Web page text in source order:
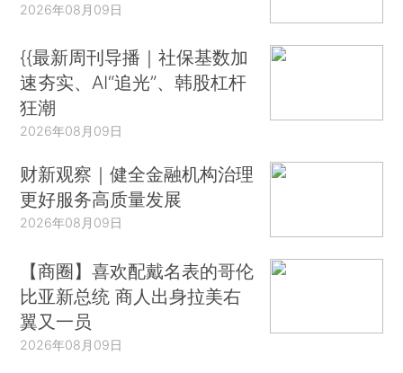
2026年08月09日
{{最新周刊导播｜社保基数加
速夯实、AI“追光”、韩股杠杆
狂潮
2026年08月09日
财新观察｜健全金融机构治理
更好服务高质量发展
2026年08月09日
【商圈】喜欢配戴名表的哥伦
比亚新总统 商人出身拉美右
翼又一员
2026年08月09日